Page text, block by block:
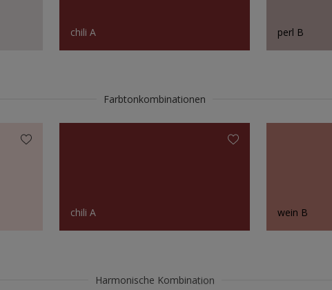
chili A perl B
Farbtonkombinationen
chili A wein B
Harmonische Kombination